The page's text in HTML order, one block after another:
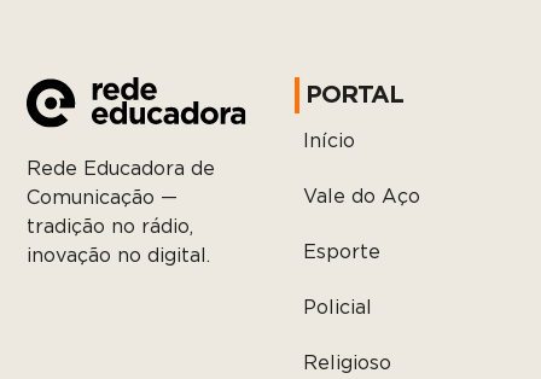
Rede Educadora de
Comunicação —
tradição no rádio,
inovação no digital.
PORTAL
Início
Vale do Aço
Esporte
Policial
Religioso